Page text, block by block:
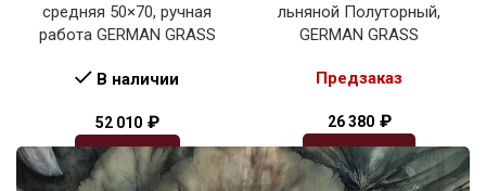
средняя 50×70, ручная
работа GERMAN GRASS
В наличии
52 010 ₽
В КОРЗИНУ
льняной Полуторный,
GERMAN GRASS
Предзаказ
26 380 ₽
ПОДРОБНЕЕ